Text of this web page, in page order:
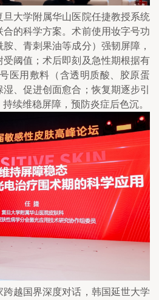
大学附属华山医院任捷教授系统
的科学方案。术前使用妆字号功
、青刺果油等成分）强韧屏障，
阈值；术后即刻及急性期根据有
医用敷料（含透明质酸、胶原蛋
、促进创面愈合；恢复期逐步引
续维稳屏障，预防炎症后色沉。
越国界深度对话，韩国延世大学